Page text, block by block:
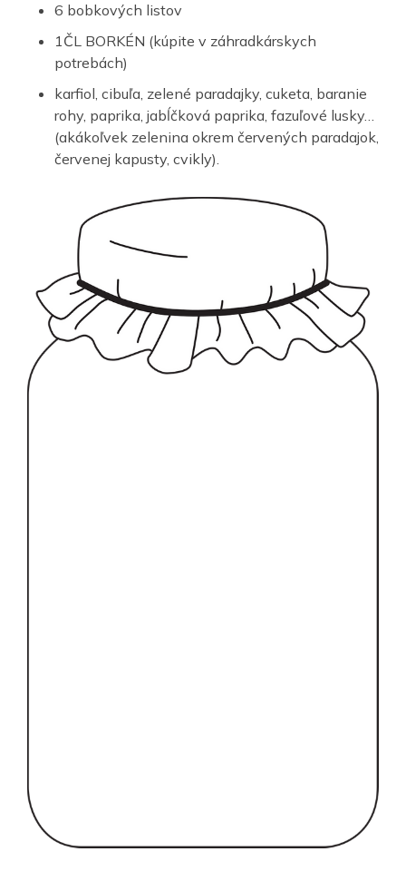
6 bobkových listov
1ČL BORKÉN (kúpite v záhradkárskych
potrebách)
karfiol, cibuľa, zelené paradajky, cuketa, baranie
rohy, paprika, jabĺčková paprika, fazuľové lusky…
(akákoľvek zelenina okrem červených paradajok,
červenej kapusty, cvikly).